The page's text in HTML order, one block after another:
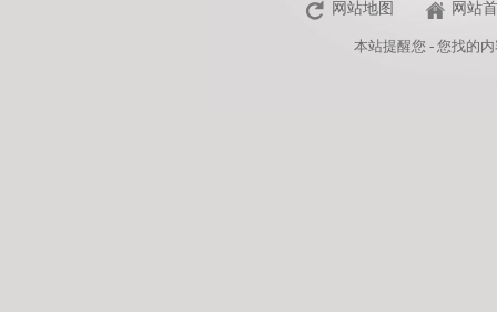
网站地图 网站
本站提醒您 - 您找的